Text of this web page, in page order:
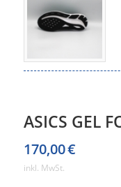
ASICS GEL
170,00€
inkl. MwSt.